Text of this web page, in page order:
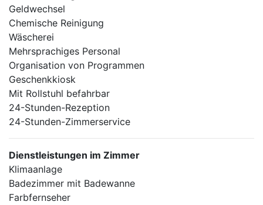
Geldwechsel
Chemische Reinigung
Wäscherei
Mehrsprachiges Personal
Organisation von Programmen
Geschenkkiosk
Mit Rollstuhl befahrbar
24-Stunden-Rezeption
24-Stunden-Zimmerservice
Dienstleistungen im Zimmer
Klimaanlage
Badezimmer mit Badewanne
Farbfernseher